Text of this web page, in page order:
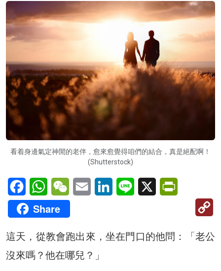
看着身邊氣定神閒的老伴，愈來愈覺得咱們的結合，真是絕配啊！
(Shutterstock)
FacebookWhatsAppWeChatEmail LinkedInLine X
Share
這天，從教會跑出來，坐在門口的他問：「老公
沒來嗎？他在哪兒？」